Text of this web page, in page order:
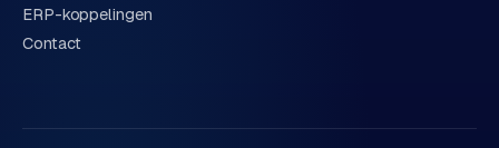
ERP-koppelingen
Contact